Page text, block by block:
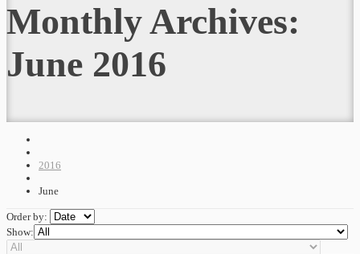
Monthly Archives:
June 2016
2016
June
Order by:
Show: